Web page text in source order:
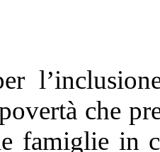
che
famiglie in